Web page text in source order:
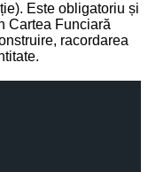
Este obligatoriu și
Cartea Funciară
racordarea